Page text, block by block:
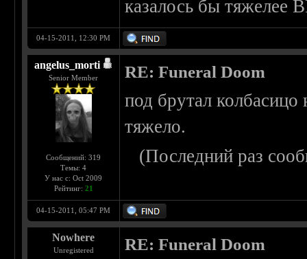
казалось бы тяжелее
04-15-2011, 12:30 PM
angelus_morti
Senior Member
Сообщений: 319
Темы: 4
У нас с: Oct 2009
Рейтинг: 21
RE: Funeral Doom
под брутал
тяжело.
(Последний раз
04-15-2011, 05:47 PM
Nowhere
Unregistered RE: Funeral Doom